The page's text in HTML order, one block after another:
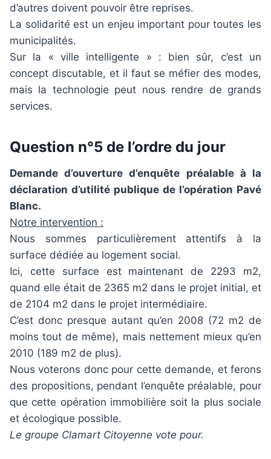
d’autres doivent pouvoir être reprises.
La solidarité est un enjeu important pour toutes les
municipalités.
Sur la « ville intelligente » : bien sûr, c’est un
concept discutable, et il faut se méfier des modes,
mais la technologie peut nous rendre de grands
services.
Question n°5 de l’ordre du jour
Demande d’ouverture d’enquête préalable à la
déclaration d’utilité publique de l’opération Pavé
Blanc.
Notre intervention :
Nous sommes particulièrement attentifs à la
surface dédiée au logement social.
Ici, cette surface est maintenant de 2293 m2,
quand elle était de 2365 m2 dans le projet initial, et
de 2104 m2 dans le projet intermédiaire.
C’est donc presque autant qu’en 2008 (72 m2 de
moins tout de même), mais nettement mieux qu’en
2010 (189 m2 de plus).
Nous voterons donc pour cette demande, et ferons
des propositions, pendant l’enquête préalable, pour
que cette opération immobilière soit la plus sociale
et écologique possible.
Le groupe Clamart Citoyenne vote pour.